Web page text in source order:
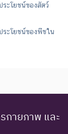
ระโยชน์ของสัตว์
ระโยชน์ของพืชใน
กายภาพ และ